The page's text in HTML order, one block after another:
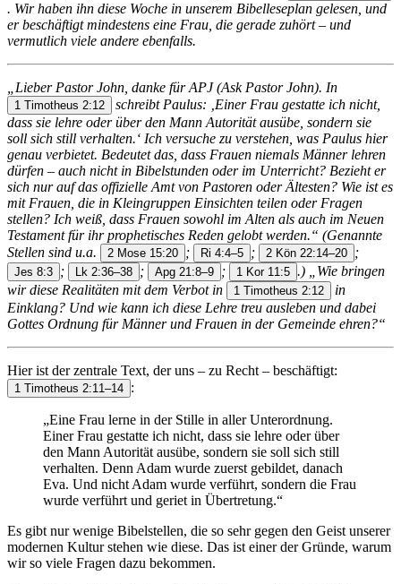
. Wir haben ihn diese Woche in unserem Bibelleseplan gelesen, und
er beschäftigt mindestens eine Frau, die gerade zuhört – und
vermutlich viele andere ebenfalls.
„Lieber Pastor John, danke für APJ (Ask Pastor John). In
1 Timotheus 2:12
schreibt Paulus: ‚Einer Frau gestatte ich nicht,
dass sie lehre oder über den Mann Autorität ausübe, sondern sie
soll sich still verhalten.‘ Ich versuche zu verstehen, was Paulus hier
genau verbietet. Bedeutet das, dass Frauen niemals Männer lehren
dürfen – auch nicht in Bibelstunden oder im Unterricht? Bezieht er
sich nur auf das offizielle Amt von Pastoren oder Ältesten? Wie ist es
mit Frauen, die in Kleingruppen Einsichten teilen oder Fragen
stellen? Ich weiß, dass Frauen sowohl im Alten als auch im Neuen
Testament für ihr prophetisches Reden gelobt werden.“ (Genannte
Stellen sind u.a.
2 Mose 15:20 ; Ri 4:4–5 ; 2 Kön 22:14–20 ;
Jes 8:3 ; Lk 2:36–38 ; Apg 21:8–9 ; 1 Kor 11:5 .) „Wie bringen
wir diese Realitäten mit dem Verbot in
1 Timotheus 2:12
in
Einklang? Und wie kann ich diese Lehre treu ausleben und dabei
Gottes Ordnung für Männer und Frauen in der Gemeinde ehren?“
Hier ist der zentrale Text, der uns – zu Recht – beschäftigt:
1 Timotheus 2:11–14 :
„Eine Frau lerne in der Stille in aller Unterordnung.
Einer Frau gestatte ich nicht, dass sie lehre oder über
den Mann Autorität ausübe, sondern sie soll sich still
verhalten. Denn Adam wurde zuerst gebildet, danach
Eva. Und nicht Adam wurde verführt, sondern die Frau
wurde verführt und geriet in Übertretung.“
Es gibt nur wenige Bibelstellen, die so sehr gegen den Geist unserer
modernen Kultur stehen wie diese. Das ist einer der Gründe, warum
wir so viele Fragen dazu bekommen.